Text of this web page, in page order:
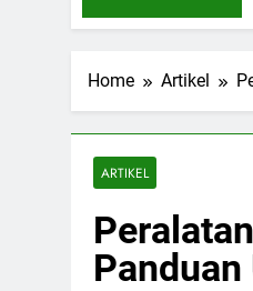
Home Artikel
ARTIKEL